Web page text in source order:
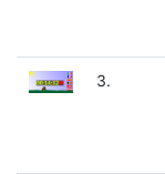
3.